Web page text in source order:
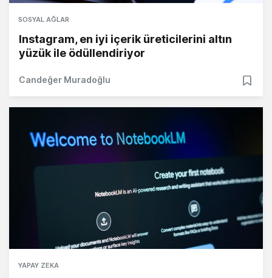
SOSYAL AĞLAR
Instagram, en iyi içerik üreticilerini altın
yüzük ile ödüllendiriyor
Candeğer Muradoğlu
YAPAY ZEKA